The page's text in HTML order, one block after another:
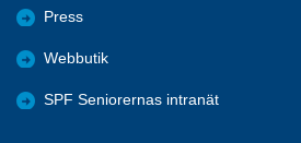
Press
Webbutik
SPF Seniorernas intranät